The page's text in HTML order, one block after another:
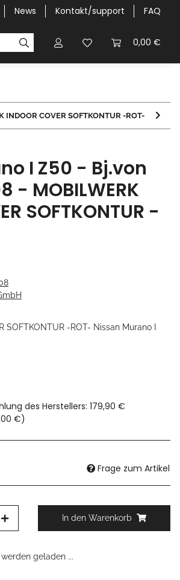
News Kontakt/support FAQ
0,00 €
Halbgaragen / Kapuzen nach
COVER SOFTKONTUR -ROT-
I Z50 - Bj.von
- MOBILWERK
SOFTKONTUR -
SOFTKONTUR -ROT- Nissan Murano I
des Herstellers: 179,90 €
€)
Frage zum Artikel
In den Warenkorb
geladen ...